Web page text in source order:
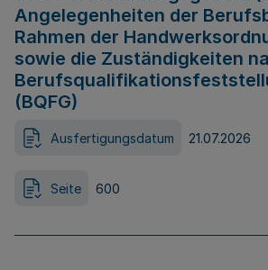
Angelegenheiten der
Rahmen der
sowie die Zuständigkeiten
(BQFG)
Ausfertigungsdatum 21.07.2026
Seite 600